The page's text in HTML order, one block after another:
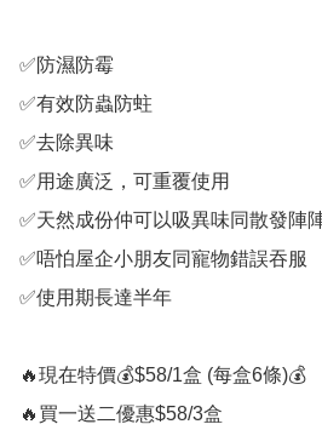
✅防濕防霉
✅有效防蟲防蛀
✅去除異味
✅用途廣泛，可重覆使用
✅天然成份仲可以吸異味同散發陣
✅唔怕屋企小朋友同寵物錯誤吞服
✅使用期長達半年
🔥現在特價💰$58/1盒 (每盒6條)💰
🔥買一送二優惠$58/3盒